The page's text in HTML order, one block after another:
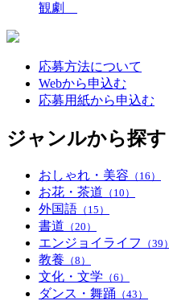
観劇
応募方法について
Webから申込む
応募用紙から申込む
ジャンルから探す
おしゃれ・美容 （16）
お花・茶道 （10）
外国語 （15）
書道 （20）
エンジョイライフ （39）
教養 （8）
文化・文学 （6）
ダンス・舞踊 （43）